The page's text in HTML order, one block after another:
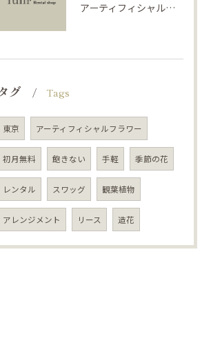
アーティフィシャルフラワーで学ぶ基礎と活用法
グ Tags
東京 アーティフィシャルフラワー
初月無料 飽きない 手軽 季節の花
レンタル スワッグ 観葉植物
アレンジメント リース 造花